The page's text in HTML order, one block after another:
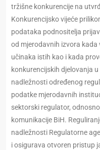
tržišne konkurencije na
Konkurencijsko vijeće
podataka podnositelja
od mjerodavnih izvora kada
učinaka istih kao i kada
konkurencijskih djelovanja
nadležnosti određenog
podatke mjerodavnih
sektorski regulator,
komunikacije BiH.
nadležnosti Regulatorne
i osigurava otvoren pristup